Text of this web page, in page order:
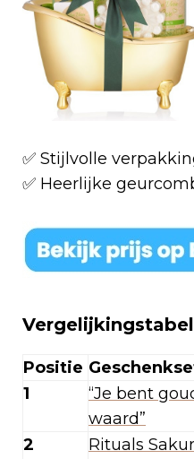
✅ Stijlvolle
✅ Heerlijke
Vergelijkingstabel
Positie
1
“Je bent
waard”
2
Rituals